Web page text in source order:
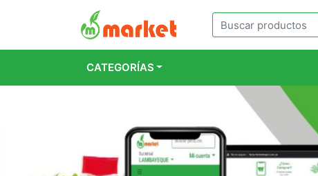
CATEGORÍAS